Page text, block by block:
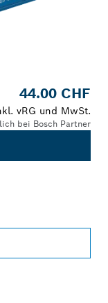
44.00 CHF
vRG und MwSt.
bei Bosch Partner